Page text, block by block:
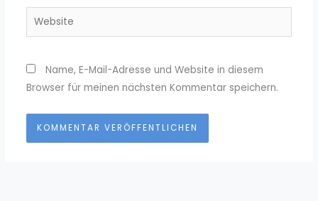
Website
Name, E-Mail-Adresse und Website in diesem
Browser für meinen nächsten Kommentar speichern.